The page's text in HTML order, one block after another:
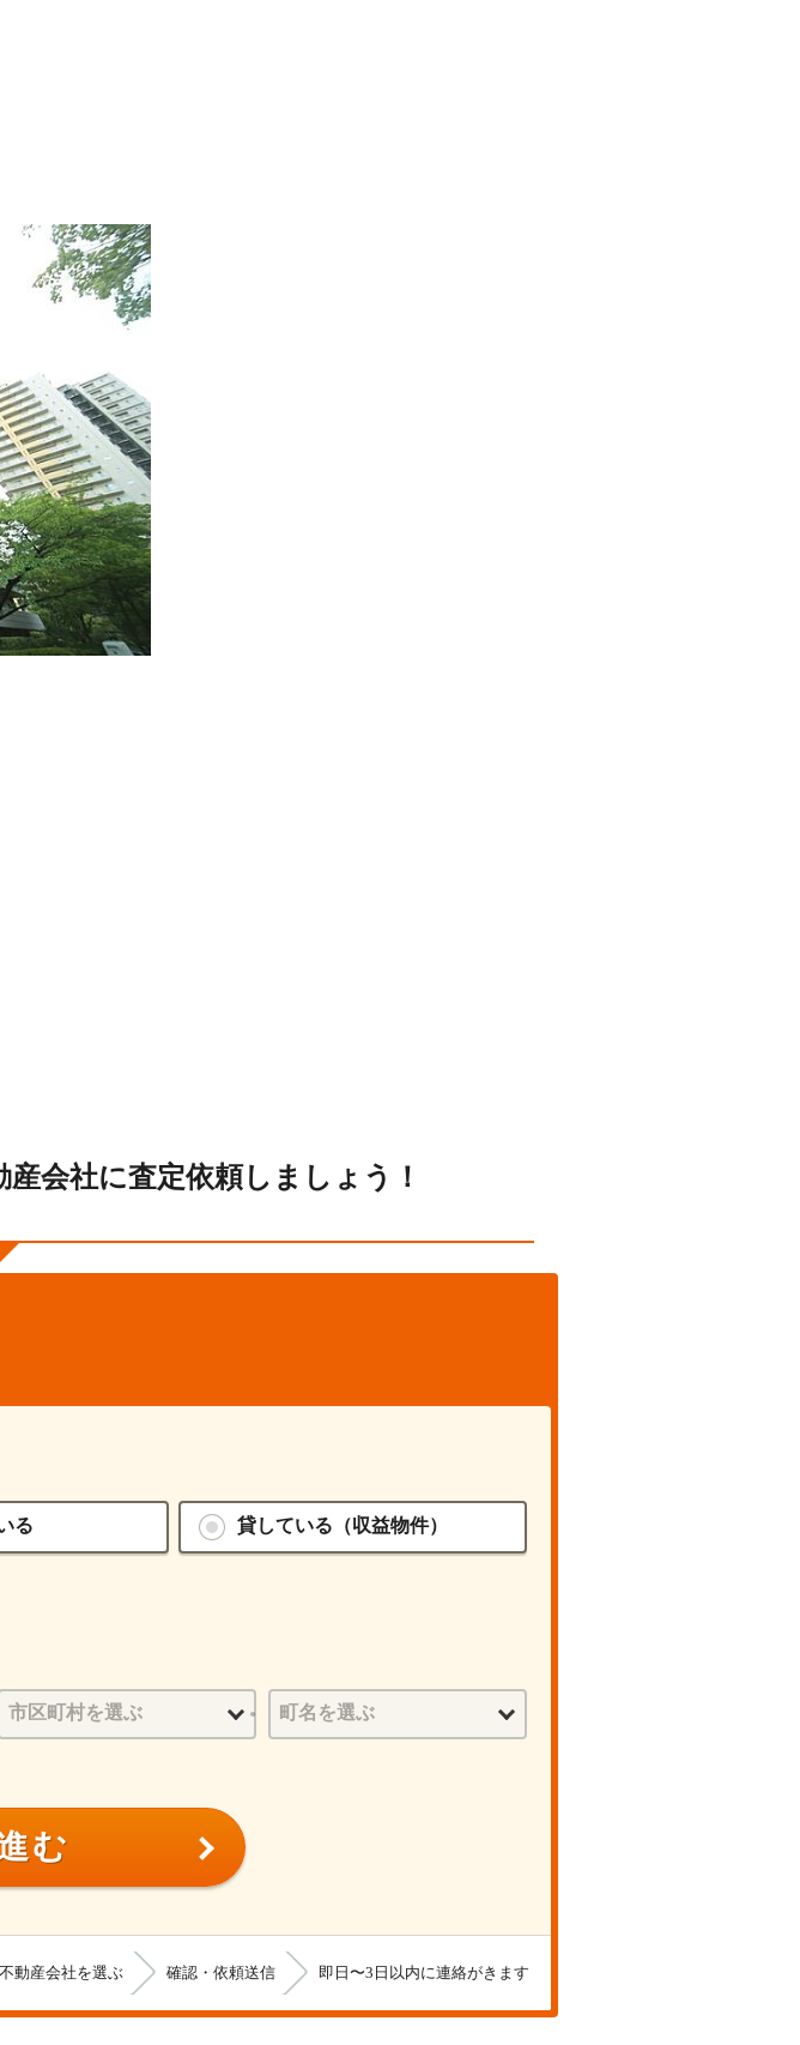
会社に査定依頼しましょう！
る 貸している（収益物件）
む
不動産会社を選ぶ 確認・依頼送信 即日〜3日以内に連絡がきます